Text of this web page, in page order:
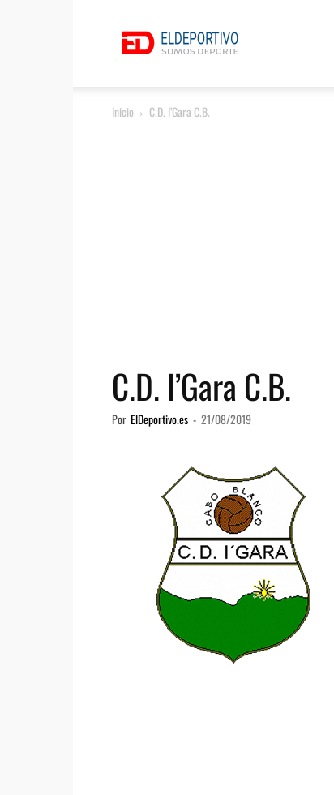
Inicio C.D. I’Gara C.B.
C.D. I’Gara C.B.
Por ElDeportivo.es - 21/08/2019